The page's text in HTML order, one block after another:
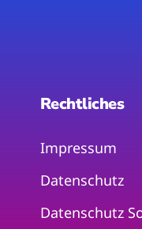
Rechtliches
Impressum
Datenschutz
Datenschutz